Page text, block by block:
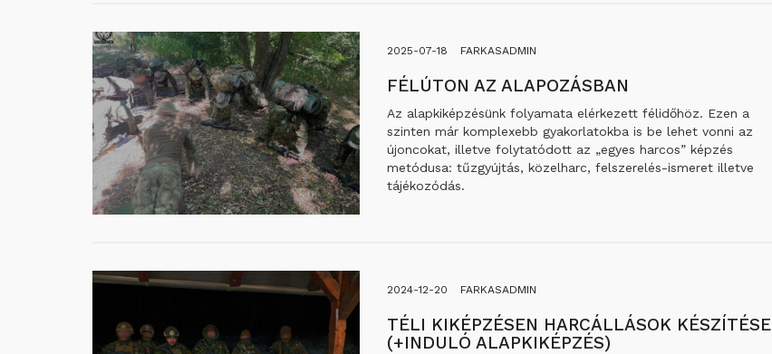
2025-07-18 FARKASADMIN
FÉLÚTON AZ ALAPOZÁSBAN
Az alapkiképzésünk folyamata elérkezett félidőhöz. Ezen a
szinten már komplexebb gyakorlatokba is be lehet vonni az
újoncokat, illetve folytatódott az „egyes harcos” képzés
metódusa: tűzgyújtás, közelharc, felszerelés-ismeret illetve
tájékozódás.
2024-12-20 FARKASADMIN
TÉLI KIKÉPZÉSEN HARCÁLLÁSOK KÉSZÍTÉSE
(+INDULÓ ALAPKIKÉPZÉS)